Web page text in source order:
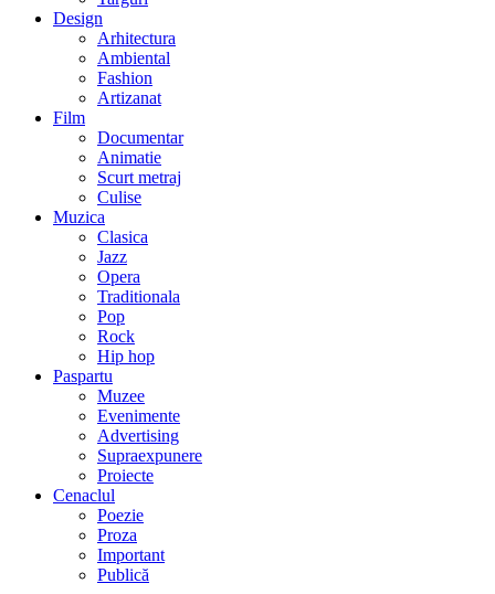
Design
Arhitectura
Ambiental
Fashion
Artizanat
Film
Documentar
Animatie
Scurt metraj
Culise
Muzica
Clasica
Jazz
Opera
Traditionala
Pop
Rock
Hip hop
Paspartu
Muzee
Evenimente
Advertising
Supraexpunere
Proiecte
Cenaclul
Poezie
Proza
Important
Publică